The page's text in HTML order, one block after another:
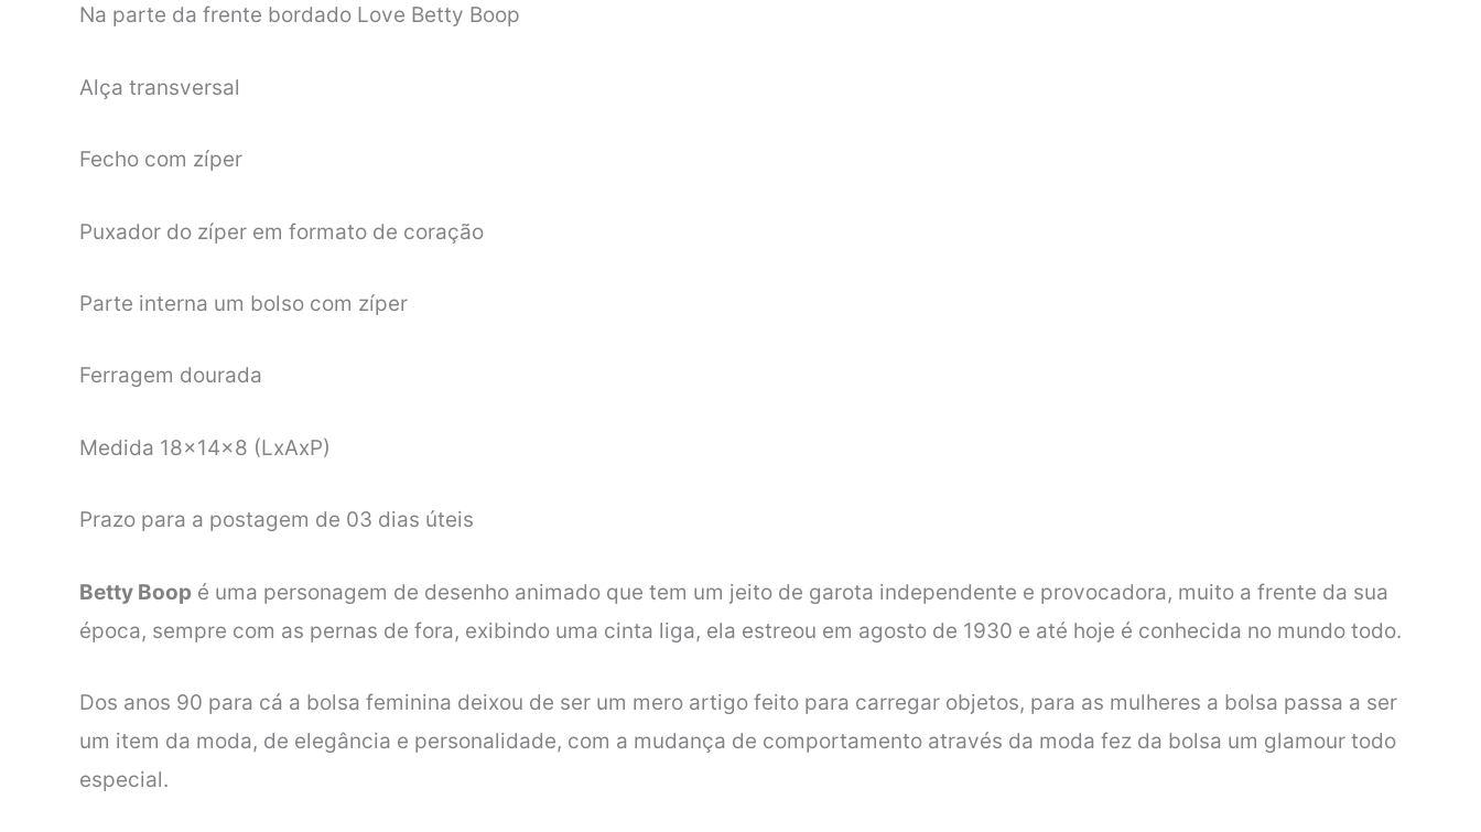
Na parte da frente bordado Love Betty Boop
Alça transversal
Fecho com zíper
Puxador do zíper em formato de coração
Parte interna um bolso com zíper
Ferragem dourada
Medida 18x14x8 (LxAxP)
Prazo para a postagem de 03 dias úteis
Betty Boop é uma personagem de desenho animado que tem um jeito de garota independente e provocadora, muito a frente da sua
época, sempre com as pernas de fora, exibindo uma cinta liga, ela estreou em agosto de 1930 e até hoje é conhecida no mundo todo.
Dos anos 90 para cá a bolsa feminina deixou de ser um mero artigo feito para carregar objetos, para as mulheres a bolsa passa a ser
um item da moda, de elegância e personalidade, com a mudança de comportamento através da moda fez da bolsa um glamour todo
especial.